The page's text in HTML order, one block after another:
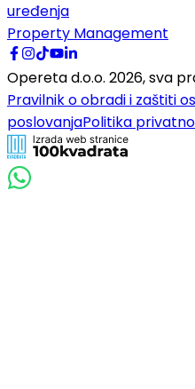
uređenja
Property Management
Opereta d.o.o. 2026,sva
Pravilnik o obradi i zaštiti
poslovanjaPolitika